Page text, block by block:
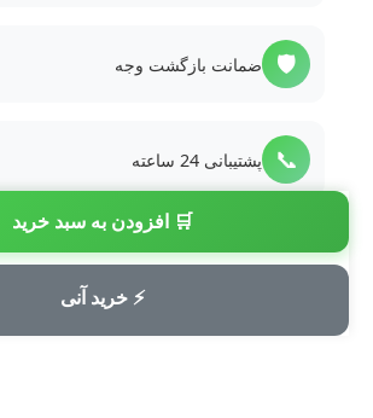
🛒 افزودن به سبد خرید
⚡ خرید آنی
🛡️ ضمانت بازگشت وجه
📞 پشتیبانی 24 ساعته
💳 پرداخت امن